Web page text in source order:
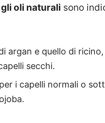
oli naturali sono
argan e quello di
secchi.
i capelli normali o